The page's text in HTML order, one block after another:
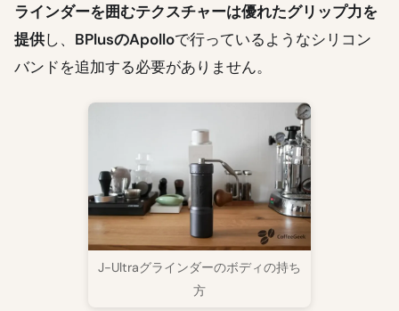
ラインダーを囲むテクスチャーは優れたグリップ力を
提供し、 BPlusのApolloで行っているようなシリコン
バンドを追加する必要がありません。
J-Ultraグラインダーのボディの持ち
方